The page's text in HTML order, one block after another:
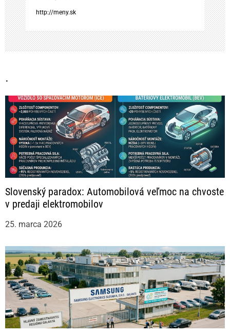
n
k
http://meny.sk
.
Slovenský paradox: Automobilová veľmoc na chvoste
v predaji elektromobilov
25. marca 2026